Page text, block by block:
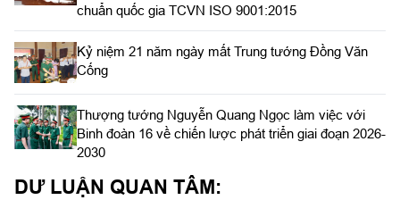
chuẩn quốc gia TCVN ISO 9001:2015
Kỷ niệm 21 năm ngày mất Trung tướng Đồng Văn
Cống
Thượng tướng Nguyễn Quang Ngọc làm việc với
Binh đoàn 16 về chiến lược phát triển giai đoạn 2026-
2030
DƯ LUẬN QUAN TÂM: